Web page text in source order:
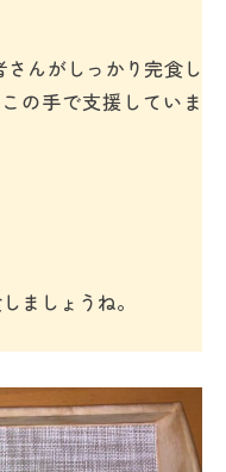
んがしっかり完食し
の手で支援していま
ましょうね。